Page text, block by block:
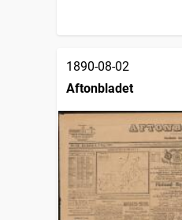
1890-08-02
Aftonbladet